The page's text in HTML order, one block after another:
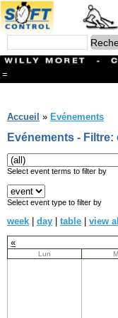
=
Branches
CONTACT
Ski ALPIN
Triathlon
Ski Nordique
Courses à pieds
Athlétisme
Slalom In-Line
Caisse à savon
Coupe "Journal La
Accueil » Evénements
Evénements - Filtre:
Select event terms to filter by
Select event type to filter by
week | day | table | view
«
Lun